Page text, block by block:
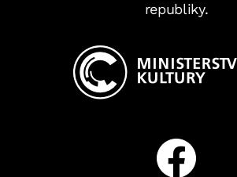
republiky.
Facebook